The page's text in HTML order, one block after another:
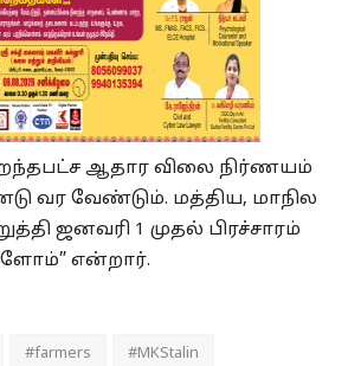
ஆதார விலை நிர்ணயம்
வர வேண்டும். மத்திய, மாநில
ஜனவரி 1 முதல் பிரச்சாரம்
என்றார்.
#farmers #MKStalin